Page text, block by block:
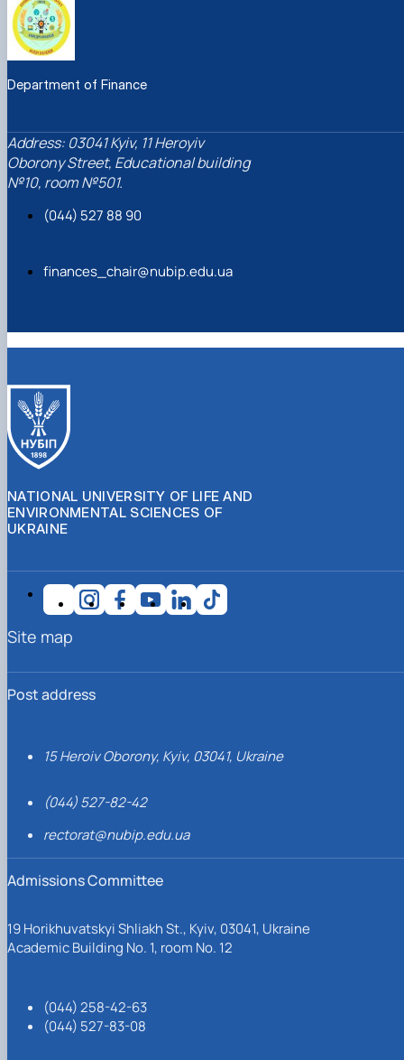
Department of Finance
Address: 03041 Kyiv, 11 Heroyiv
Oborony Street, Educational building
№10, room №501.
(044) 527 88 90
finances_chair@nubip.edu.ua
NATIONAL UNIVERSITY OF LIFE AND
ENVIRONMENTAL SCIENCES OF
UKRAINE
Post address
15 Heroiv Oborony, Kyiv, 03041, Ukraine
(044) 527-82-42
rectorat@nubip.edu.ua
Admissions Committee
19 Horikhuvatskyi Shliakh St., Kyiv, 03041, Ukraine
Academic Building No. 1, room No. 12
(044) 258-42-63
(044) 527-83-08
Site map